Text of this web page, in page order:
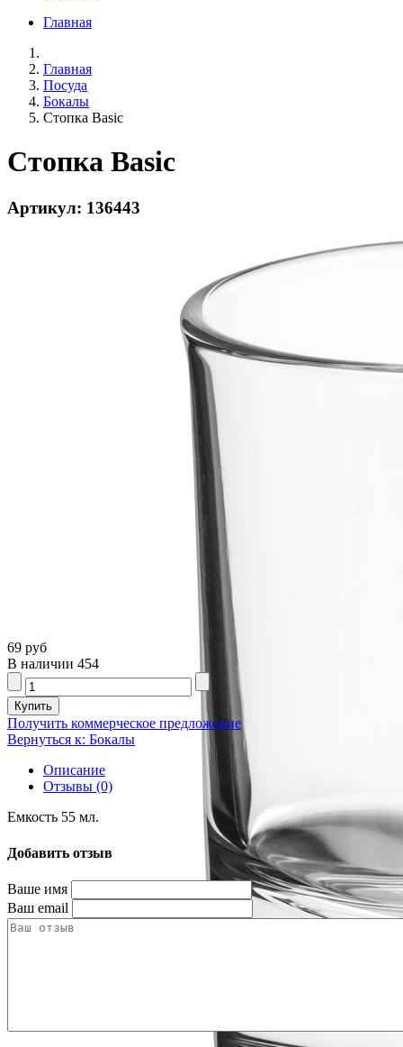
Главная
Главная
Посуда
Бокалы
Стопка Basic
Стопка Basic
Артикул: 136443
69 руб
В наличии 454
Получить коммерческое предложение
Вернуться к: Бокалы
Описание
Отзывы (0)
Емкость 55 мл.
Добавить отзыв
Ваше имя
Ваш email